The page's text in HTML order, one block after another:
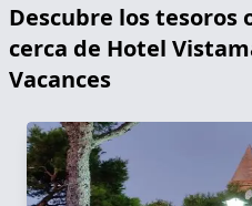
Descubre los tesoros
cerca de Hotel
Vacances